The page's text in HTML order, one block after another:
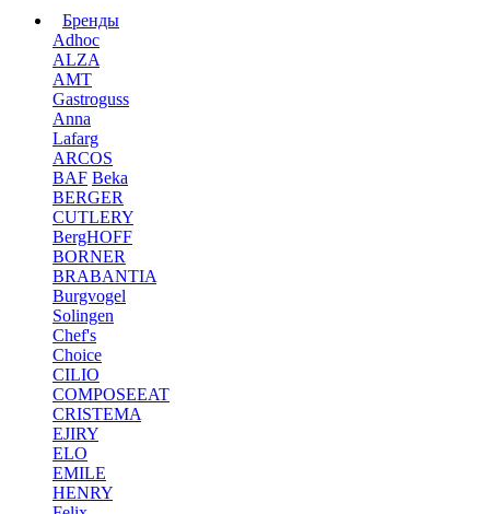
Бренды
Adhoc
ALZA
AMT
Gastroguss
Anna
Lafarg
ARCOS
BAF Beka
BERGER
CUTLERY
BergHOFF
BORNER
BRABANTIA
Burgvogel
Solingen
Chef's
Choice
CILIO
COMPOSEEAT
CRISTEMA
EJIRY
ELO
EMILE
HENRY